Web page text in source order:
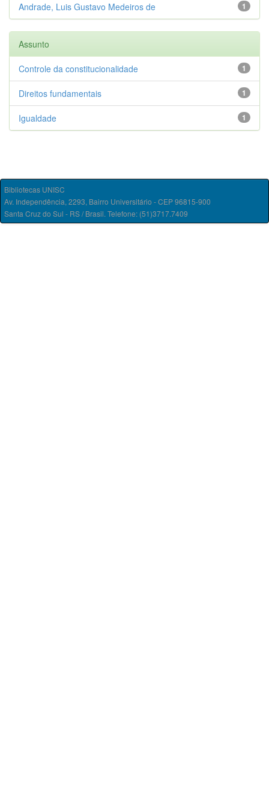
1
Andrade, Luis Gustavo Medeiros de
Assunto
1
Controle da constitucionalidade
1
Direitos fundamentais
1
Igualdade
Bibliotecas UNISC
Av. Independência, 2293, Bairro Universitário - CEP 96815-900
Santa Cruz do Sul - RS / Brasil. Telefone: (51)3717.7409